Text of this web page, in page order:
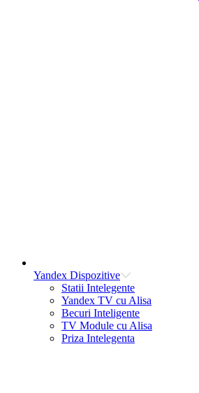
Yandex Dispozitive
Statii Intelegente
Yandex TV cu Alisa
Becuri Inteligente
TV Module cu Alisa
Priza Intelegenta